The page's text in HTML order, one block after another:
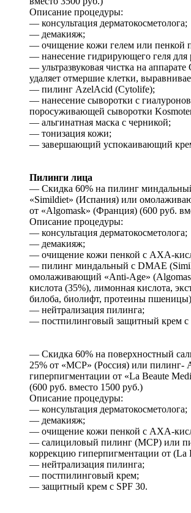
Описание процедуры:
— консультация дерматокосметолога;
— демакияж;
— очищение кожи гелем или пенкой
— нанесение гидрирующего геля для
— ультразвуковая чистка на
удаляет отмершие клетки,
— пилинг AzelAcid (Cytolife);
— нанесение сыворотки с
поросуживающей сыворотки
— альгинатная маска с черникой;
— тонизация кожи;
— завершающий успокаивающий
Пилинги лица
— Скидка 60% на пилинг
«Simildiet» (Испания) или
от «Algomask» (Франция) (600 руб.
Описание процедуры:
— консультация дерматокосметолога;
— демакияж;
— очищение кожи пенкой с AXA-
— пилинг миндальный c DMAE
омолаживающий «Аnti-Age»
кислота (35%), лимонная кислота,
билоба, биолифт, протеины
— нейтрализация пилинга;
— постпилинговый защитный крем с
— Скидка 60% на поверхностный
25% от «МСР» (Россия) или пилинг-
гиперпигментации от «La Beaute
(600 руб. вместо 1500 руб.)
Описание процедуры:
— консультация дерматокосметолога;
— демакияж;
— очищение кожи пенкой с AXA-
— салициловый пилинг (MCP) или
коррекцию гиперпигментации от (La
— нейтрализация пилинга;
— постпилинговый крем;
— защитный крем с SPF 30.